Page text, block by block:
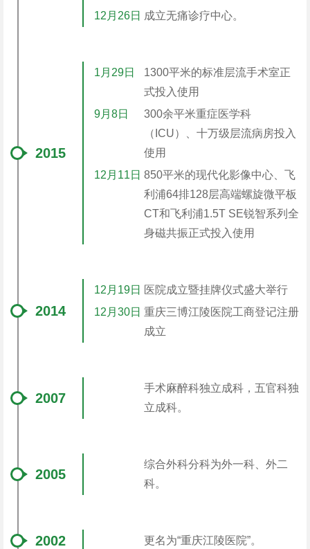
12月26日 成立无痛诊疗中心。
2015
1月29日
1300平米的标准层流手术室正
式投入使用
9月8日
300余平米重症医学科
（ICU）、十万级层流病房投入
使用
12月11日 850平米的现代化影像中心、飞
利浦64排128层高端螺旋微平板
CT和飞利浦1.5T SE锐智系列全
身磁共振正式投入使用
2014
12月19日 医院成立暨挂牌仪式盛大举行
12月30日 重庆三博江陵医院工商登记注册
成立
2007
手术麻醉科独立成科，五官科独
立成科。
2005
综合外科分科为外一科、外二
科。
2002 更名为“重庆江陵医院”。